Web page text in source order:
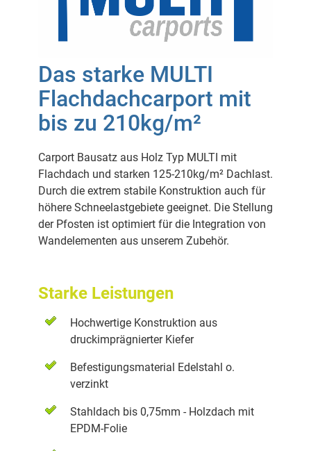
Das starke MULTI
Flachdachcarport mit
bis zu 210kg/m²
Carport Bausatz aus Holz Typ MULTI mit
Flachdach und starken 125-210kg/m² Dachlast.
Durch die extrem stabile Konstruktion auch für
höhere Schneelastgebiete geeignet. Die Stellung
der Pfosten ist optimiert für die Integration von
Wandelementen aus unserem Zubehör.
Starke Leistungen
Hochwertige Konstruktion aus
druckimprägnierter Kiefer
Befestigungsmaterial Edelstahl o.
verzinkt
Stahldach bis 0,75mm - Holzdach mit
EPDM-Folie